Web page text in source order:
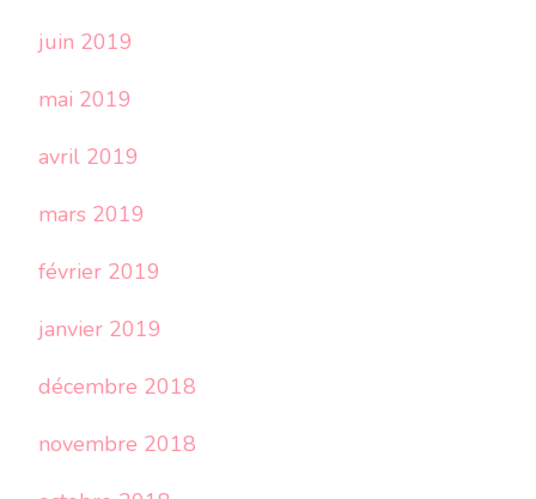
juin 2019
mai 2019
avril 2019
mars 2019
février 2019
janvier 2019
décembre 2018
novembre 2018